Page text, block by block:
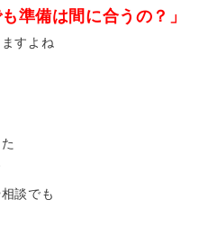
準備は間に合うの？」
すよね
談でも